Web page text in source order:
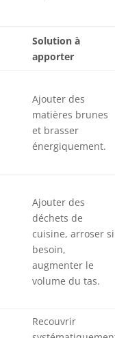
Solution à
apporter
Ajouter des
matières brunes
et brasser
énergiquement.
Ajouter des
déchets de
cuisine, arroser si
besoin,
augmenter le
volume du tas.
Recouvrir